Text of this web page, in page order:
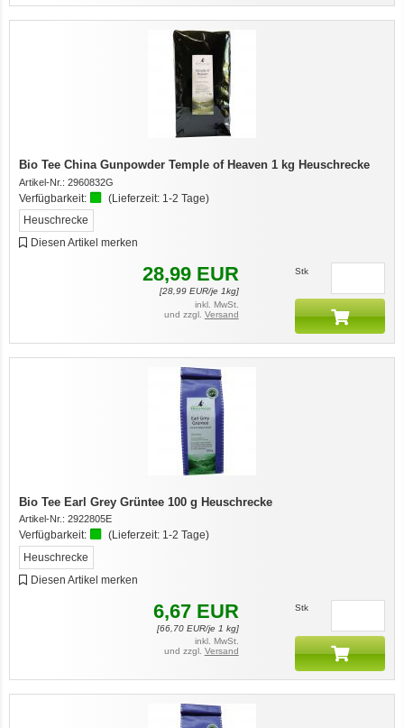
Bio Tee China Gunpowder Temple of Heaven 1 kg Heuschrecke
Artikel-Nr.: 2960832G
Verfügbarkeit: (Lieferzeit: 1-2 Tage)
Heuschrecke
Diesen Artikel merken
28,99 EUR
[28,99EUR/je 1kg]
inkl. MwSt.
und zzgl. Versand
Stk
Bio Tee Earl Grey Grüntee 100 g Heuschrecke
Artikel-Nr.: 2922805E
Verfügbarkeit: (Lieferzeit: 1-2 Tage)
Heuschrecke
Diesen Artikel merken
6,67 EUR
[66,70EUR/je 1 kg]
inkl. MwSt.
und zzgl. Versand
Stk